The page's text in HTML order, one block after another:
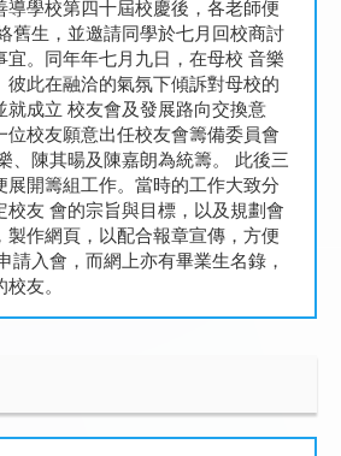
導學校第四十屆校慶後，各老師便
舊生，並邀請同學於七月回校商討
宜。同年年七月九日，在母校 音樂
彼此在融洽的氣氛下傾訴對母校的
就成立 校友會及發展路向交換意
位校友願意出任校友會籌備委員會
、陳其暘及陳嘉朗為統籌。 此後三
展開籌組工作。當時的工作大致分
校友 會的宗旨與目標，以及規劃會
製作網頁，以配合報章宣傳，方便
請入會，而網上亦有畢業生名錄，
友。